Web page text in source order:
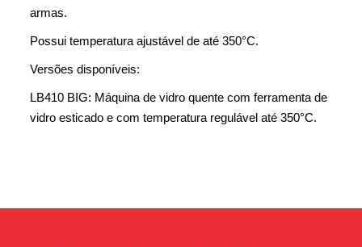
armas.
Possui temperatura ajustável de até 350°C.
Versões disponíveis:
LB410 BIG: Máquina de vidro quente com ferramenta de
vidro esticado e com temperatura regulável até 350°C.